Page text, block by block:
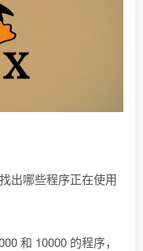
出哪些程序正在使用
和 10000 的程序，